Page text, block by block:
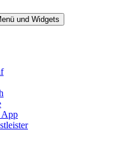
und Widgets
App